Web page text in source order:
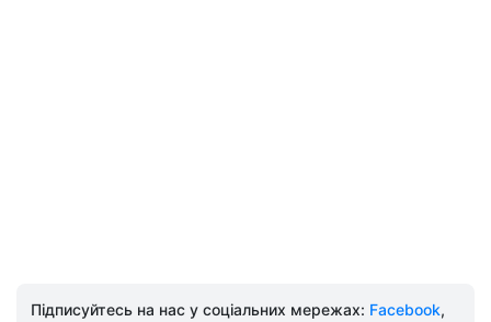
Підписуйтесь на нас у соціальних мережах: Facebook,